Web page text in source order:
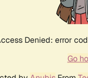
Denied: error
Go